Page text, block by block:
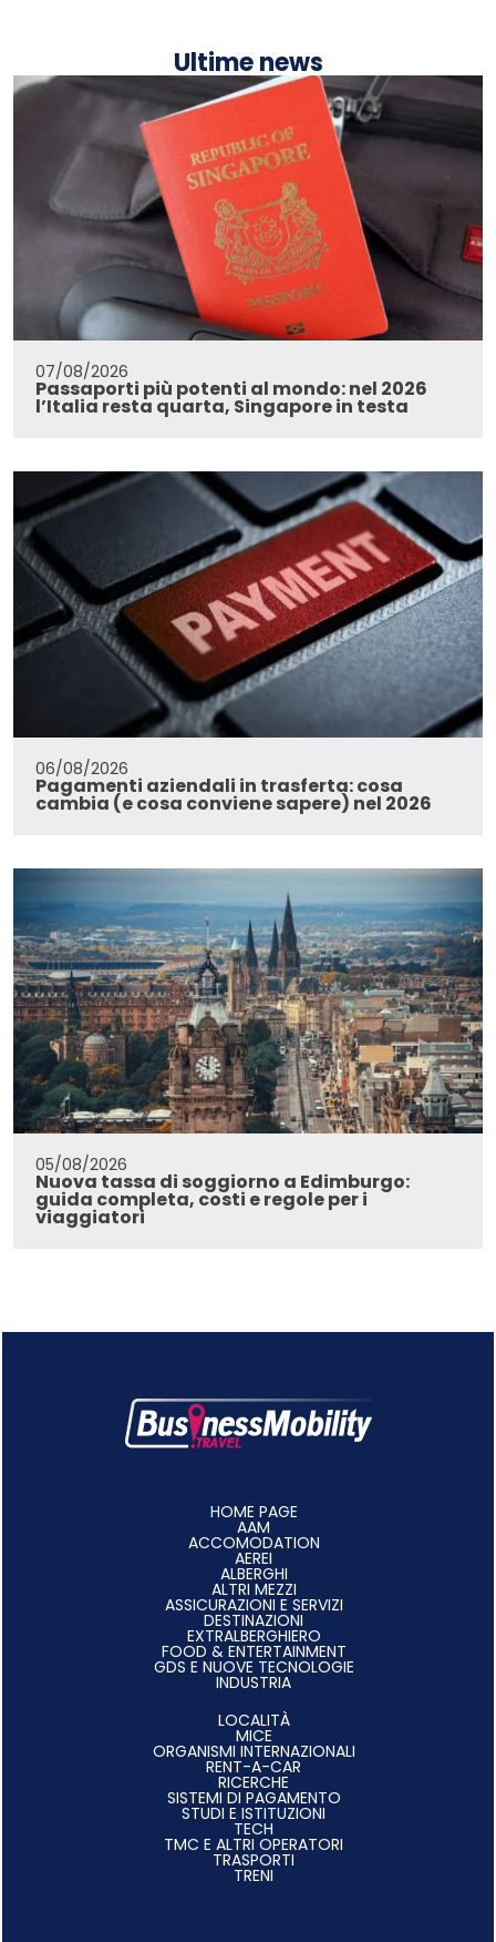
Ultime news
07/08/2026
Passaporti più potenti al mondo: nel 2026
l’Italia resta quarta, Singapore in testa
06/08/2026
Pagamenti aziendali in trasferta: cosa
cambia (e cosa conviene sapere) nel 2026
05/08/2026
Nuova tassa di soggiorno a Edimburgo:
guida completa, costi e regole per i
viaggiatori
HOME PAGE
AAM
ACCOMODATION
AEREI
ALBERGHI
ALTRI MEZZI
ASSICURAZIONI E SERVIZI
DESTINAZIONI
EXTRALBERGHIERO
FOOD & ENTERTAINMENT
GDS E NUOVE TECNOLOGIE
INDUSTRIA
LOCALITÀ
MICE
ORGANISMI INTERNAZIONALI
RENT-A-CAR
RICERCHE
SISTEMI DI PAGAMENTO
STUDI E ISTITUZIONI
TECH
TMC E ALTRI OPERATORI
TRASPORTI
TRENI